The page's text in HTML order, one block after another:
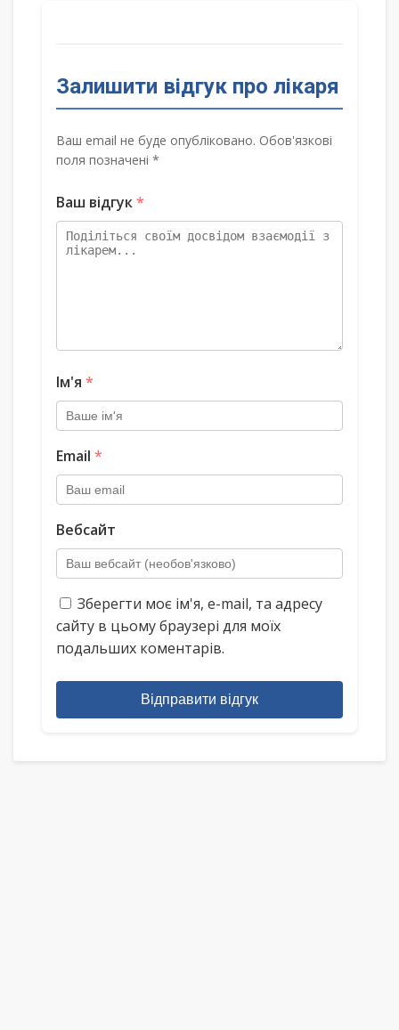
Залишити відгук про лікаря
Ваш email не буде опубліковано. Обов'язкові
поля позначені *
Ваш відгук*
Ім'я *
Email *
Вебсайт
Зберегти моє ім'я, e-mail, та адресу
сайту в цьому браузері для моїх
подальших коментарів.
Відправити відгук